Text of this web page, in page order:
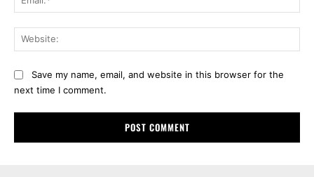
Save my name, email, and website in this browser for the
next time I comment.